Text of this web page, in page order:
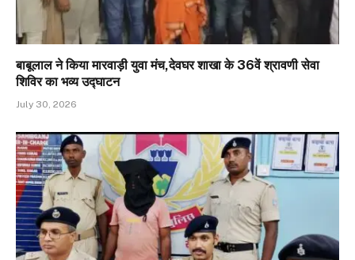
बाबूलाल ने किया मारवाड़ी युवा मंच,देवघर शाखा के 36वें श्रावणी सेवा
शिविर का भव्य उद्घाटन
July 30, 2026